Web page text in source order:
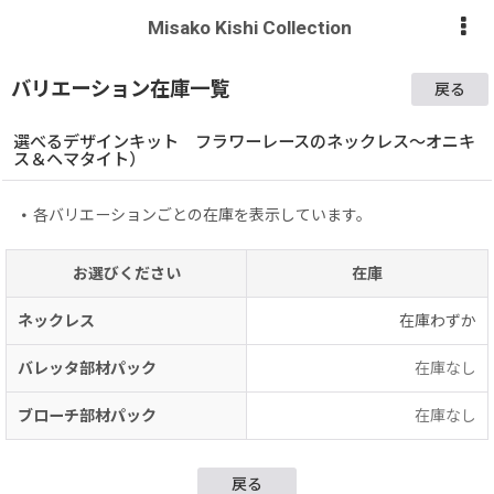
Misako Kishi Collection
バリエーション在庫一覧 戻る
選べるデザインキット フラワーレースのネックレス〜オニキ
ス＆ヘマタイト）
各バリエーションごとの在庫を表示しています。
お選びください 在庫
ネックレス 在庫わずか
バレッタ部材パック 在庫なし
ブローチ部材パック 在庫なし
戻る